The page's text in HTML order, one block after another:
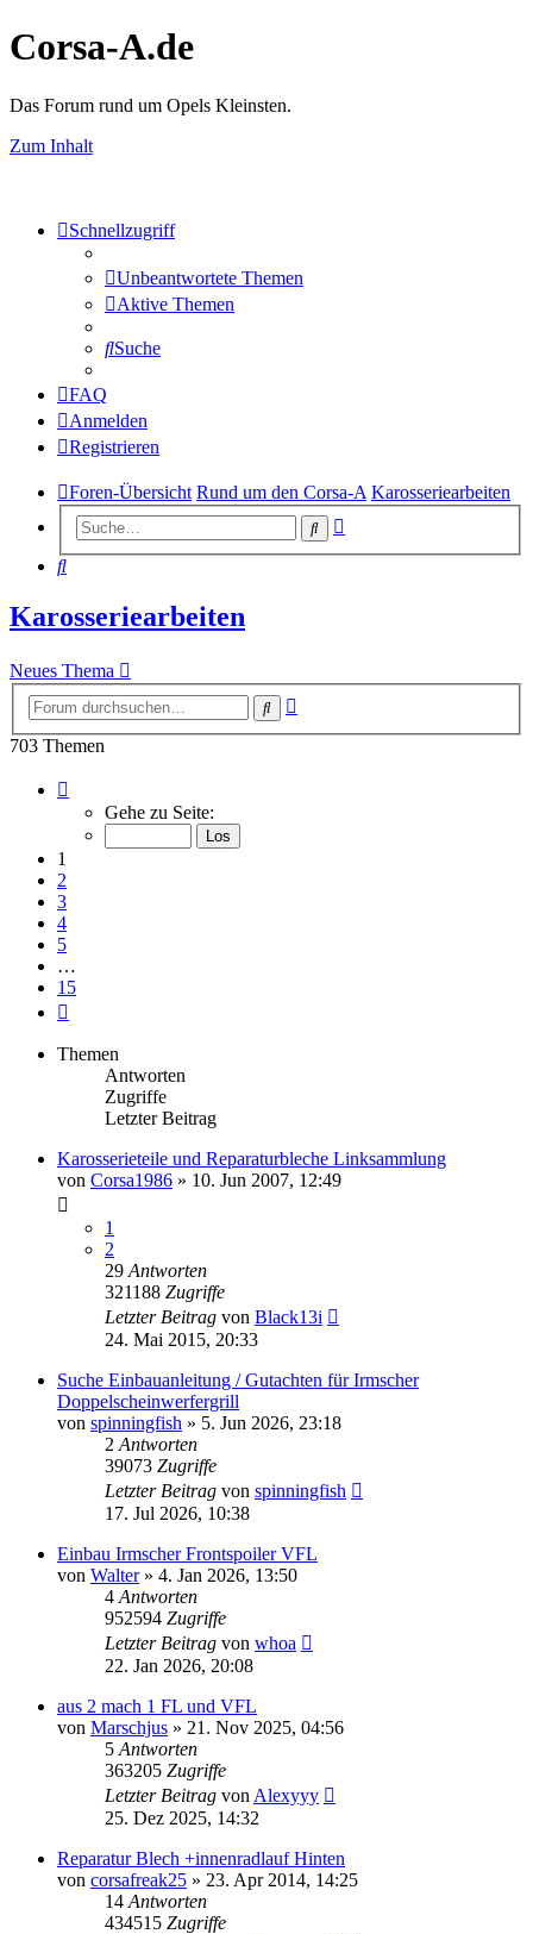
Corsa-A.de
Das Forum rund um Opels Kleinsten.
Zum Inhalt
Schnellzugriff
Unbeantwortete Themen
Aktive Themen
Suche
FAQ
Anmelden
Registrieren
Foren-Übersicht Rund um den Corsa-A Karosseriearbeiten
Suche
Suche
Karosseriearbeiten
Neues Thema
Suche
703 Themen
von
Gehe zu Seite:
1
2
3
4
5
…
15
Themen
Antworten
Zugriffe
Letzter Beitrag
Karosserieteile und Reparaturbleche Linksammlung
von Corsa1986 » 10. Jun 2007, 12:49
1
2
29 Antworten
321188 Zugriffe
Letzter Beitrag von Black13i
24. Mai 2015, 20:33
Suche Einbauanleitung / Gutachten für Irmscher
Doppelscheinwerfergrill
von spinningfish » 5. Jun 2026, 23:18
2 Antworten
39073 Zugriffe
Letzter Beitrag von spinningfish
17. Jul 2026, 10:38
Einbau Irmscher Frontspoiler VFL
von Walter» 4. Jan 2026, 13:50
4 Antworten
952594 Zugriffe
Letzter Beitrag von whoa
22. Jan 2026, 20:08
aus 2 mach 1 FL und VFL
von Marschjus » 21. Nov 2025, 04:56
5 Antworten
363205 Zugriffe
Letzter Beitrag von Alexyyy
25. Dez 2025, 14:32
Reparatur Blech +innenradlauf Hinten
von corsafreak25 » 23. Apr 2014, 14:25
14 Antworten
434515 Zugriffe